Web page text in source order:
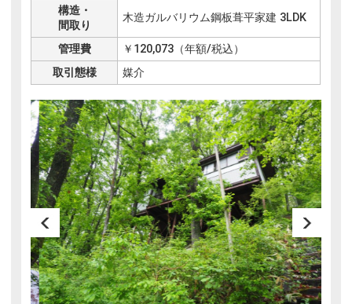
閉じる
構造・
間取り
木造ガルバリウム鋼板葺平家建 3LDK
管理費
￥120,073（年額/税込）
取引態様
媒介